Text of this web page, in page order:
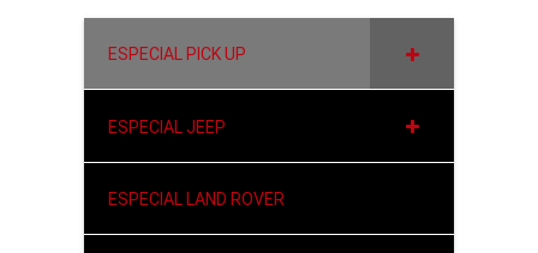
ESPECIAL PICK UP
ESPECIAL JEEP
ESPECIAL LAND ROVER